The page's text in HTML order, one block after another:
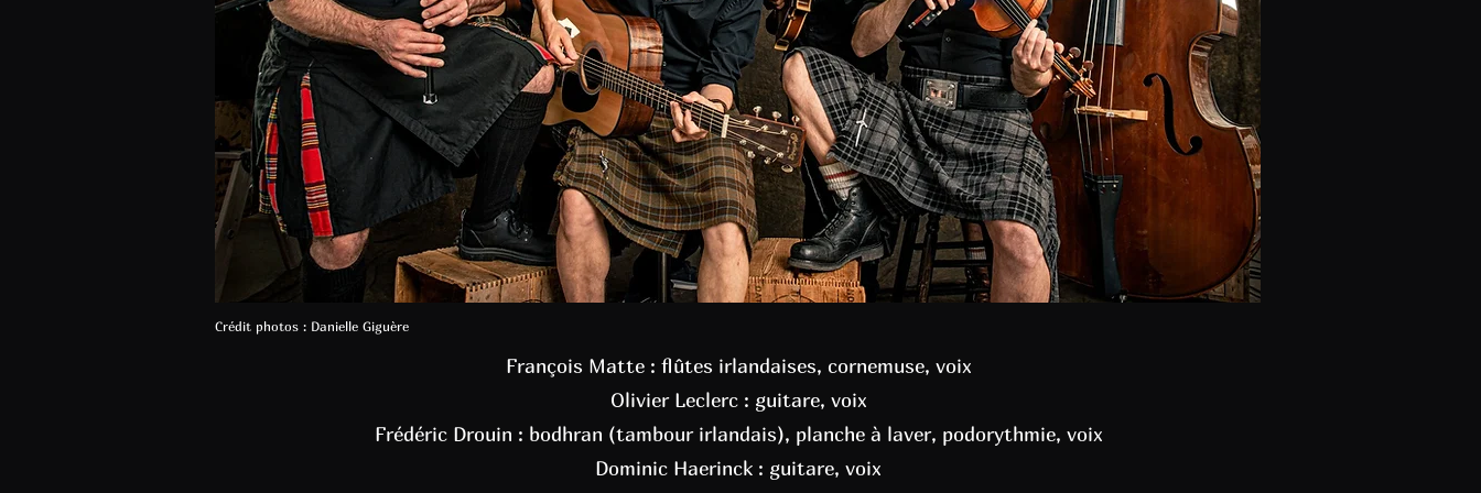
Crédit photos : Danielle Giguère
François Matte : flûtes irlandaises, cornemuse, voix
Olivier Leclerc : guitare, voix
Frédéric Drouin : bodhran (tambour irlandais), planche à laver, podorythmie, voix
Dominic Haerinck : guitare, voix